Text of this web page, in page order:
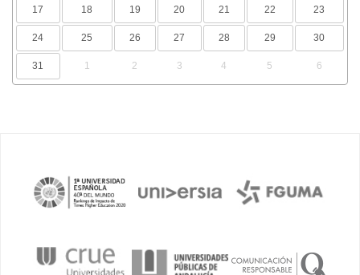
17 18 19 20 21 22 23
24 25 26 27 28 29 30
31 1 2 3 4 5 6